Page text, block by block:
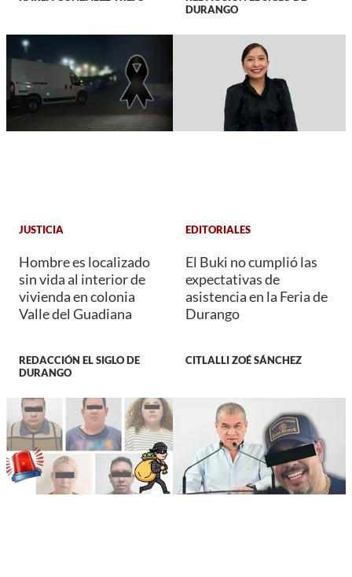
DURANGO
JUSTICIA
Hombre es localizado
sin vida al interior de
vivienda en colonia
Valle del Guadiana
REDACCIÓN EL SIGLO DE
DURANGO
EDITORIALES
El Buki no cumplió las
expectativas de
asistencia en la Feria de
Durango
CITLALLI ZOÉ SÁNCHEZ